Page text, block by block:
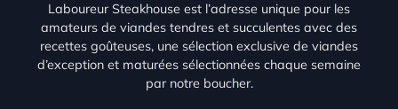
Laboureur Steakhouse est l’adresse unique pour les
amateurs de viandes tendres et succulentes avec des
recettes goûteuses, une sélection exclusive de viandes
d’exception et maturées sélectionnées chaque semaine
par notre boucher.